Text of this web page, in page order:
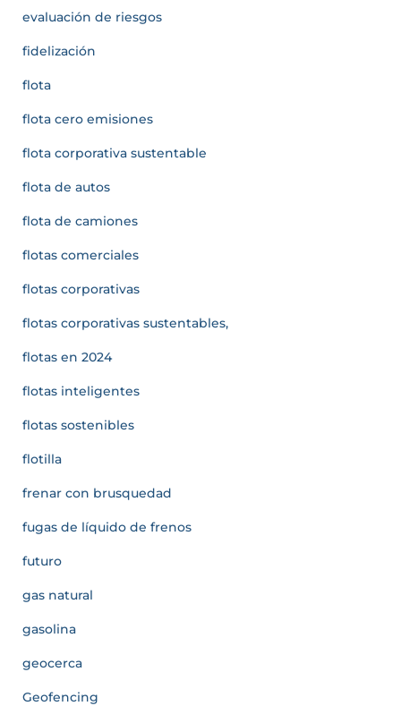
evaluación de riesgos
fidelización
flota
flota cero emisiones
flota corporativa sustentable
flota de autos
flota de camiones
flotas comerciales
flotas corporativas
flotas corporativas sustentables,
flotas en 2024
flotas inteligentes
flotas sostenibles
flotilla
frenar con brusquedad
fugas de líquido de frenos
futuro
gas natural
gasolina
geocerca
Geofencing